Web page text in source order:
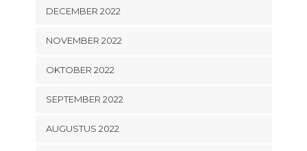
DECEMBER 2022
NOVEMBER 2022
OKTOBER 2022
SEPTEMBER 2022
AUGUSTUS 2022